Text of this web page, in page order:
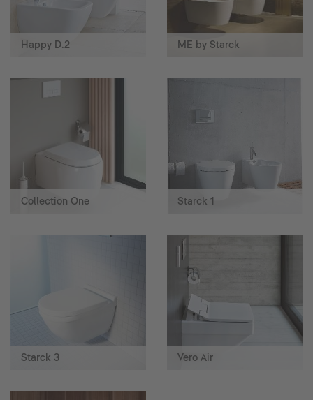
Happy D.2 ME by Starck
Collection One Starck 1
Starck 3 Vero Air